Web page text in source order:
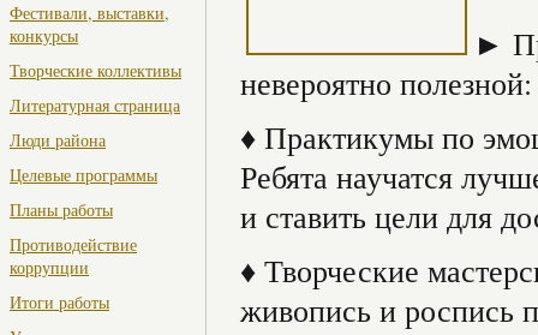
Фестивали, выставки,
конкурсы
Творческие коллективы
Литературная страница
Люди района
Целевые программы
Планы работы
Противодействие
коррупции
Итоги работы
►
невероятно полезной:
♦ Практикумы по
Ребята научатся
и ставить цели для
♦ Творческие
живопись и роспись